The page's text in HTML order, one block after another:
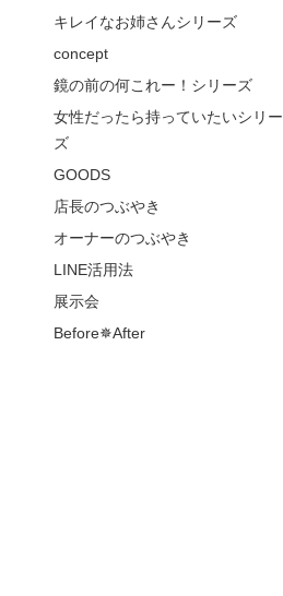
キレイなお姉さんシリーズ
concept
鏡の前の何これー！シリーズ
女性だったら持っていたいシリー
ズ
GOODS
店長のつぶやき
オーナーのつぶやき
LINE活用法
展示会
Before✵After